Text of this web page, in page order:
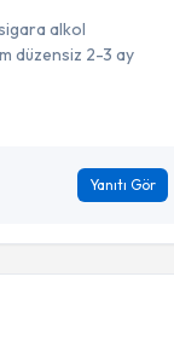
alkol
düzensiz 2-3 ay
Yanıtı Gör